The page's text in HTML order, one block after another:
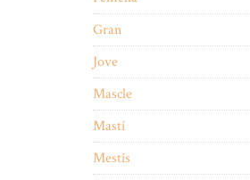
Gran
Jove
Mascle
Mastí
Mestís